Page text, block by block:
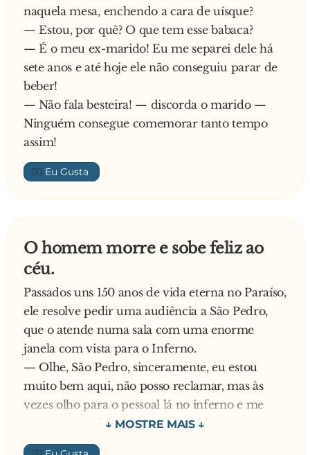
Nesse momento ela pega no freezer um copo
bem gelado, tão branco, tão branco, que até
tremia de frio. O marido responde:
— Mas minha princesa, no bar tem aqueles
salgadinhos gostosos Já estou voltando, tá?
— Quer salgadinho, meu amor?
A mulher abre o forno e tira 15 pratos de
salgadinhos diferentes, quibe,coxinha, pastel,
derretido,torresmo — Mas, minha Pixunguinha
lá no bar você sabe. as piadas, os palavrões, tudo
aquilo — Quer palavrões, meu amor? ENTÃO
FODENDO, SEU f**...!
naquela mesa, enchendo a cara de uísque?
— Estou, por quê? O que tem esse babaca?
— É o meu ex-marido! Eu me separei dele há
sete anos e até hoje ele não conseguiu parar de
beber!
— Não fala besteira! — discorda o marido —
Ninguém consegue comemorar tanto tempo
assim!
👍🏼
O homem morre e sobe feliz ao
céu.
Passados uns 150 anos de vida eterna no Paraíso,
ele resolve pedir uma audiência a São Pedro,
que o atende numa sala com uma enorme
janela com vista para o Inferno.
— Olhe, São Pedro, sinceramente, eu estou
muito bem aqui, não posso reclamar, mas às
vezes olho para o pessoal lá no inferno e me
pergunto se eles não têm uma vida mais
divertida.